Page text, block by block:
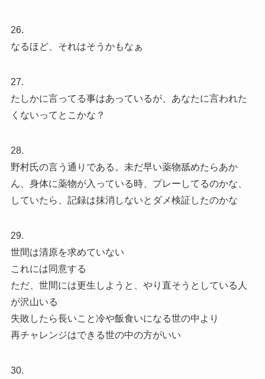
26.
なるほど、それはそうかもなぁ
27.
たしかに言ってる事はあっているが、あなたに言われた
くないってとこかな？
28.
野村氏の言う通りである。未だ早い薬物舐めたらあか
ん、身体に薬物が入っている時、プレーしてるのかな、
していたら、記録は抹消しないとダメ検証したのかな
29.
世間は清原を求めていない
これには同意する
ただ、世間には更生しようと、やり直そうとしている人
が沢山いる
失敗したら長いこと冷や飯食いになる世の中より
再チャレンジはできる世の中の方がいい
30.